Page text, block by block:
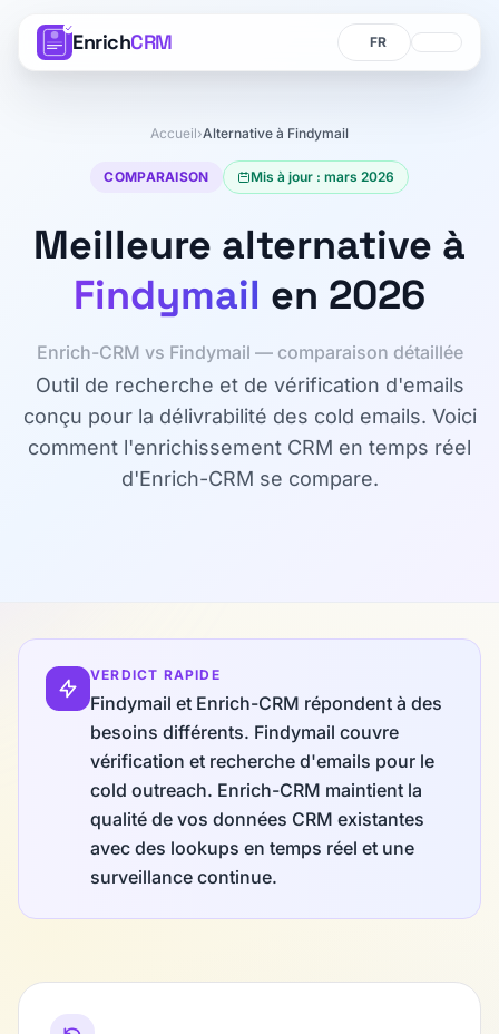
EnrichCRM Langue
Langue
Accueil›Alternative à Findymail
COMPARAISON Mis à jour : mars 2026
Meilleure alternative à
Findymail en 2026
Enrich-CRM vs Findymail — comparaison détaillée
Outil de recherche et de vérification d'emails
conçu pour la délivrabilité des cold emails. Voici
comment l'enrichissement CRM en temps réel
d'Enrich-CRM se compare.
VERDICT RAPIDE
Findymail et Enrich-CRM répondent à des
besoins différents. Findymail couvre
vérification et recherche d'emails pour le
cold outreach. Enrich-CRM maintient la
qualité de vos données CRM existantes
avec des lookups en temps réel et une
surveillance continue.